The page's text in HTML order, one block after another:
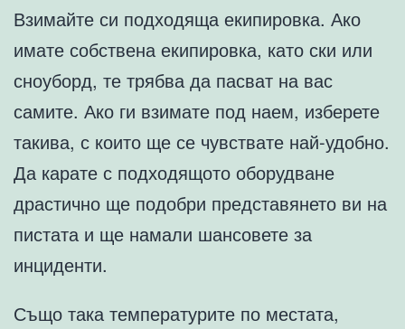
Взимайте си подходяща екипировка. Ако
имате собствена екипировка, като ски или
сноуборд, те трябва да пасват на вас
самите. Ако ги взимате под наем, изберете
такива, с които ще се чувствате най-удобно.
Да карате с подходящото оборудване
драстично ще подобри представянето ви на
пистата и ще намали шансовете за
инциденти.
Също така температурите по местата,